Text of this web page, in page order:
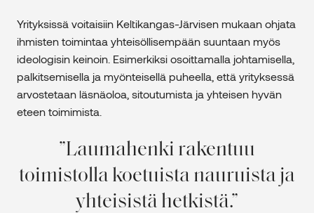
Yrityksissä voitaisiin Keltikangas-Järvisen mukaan ohjata
ihmisten toimintaa yhteisöllisempään suuntaan myös
ideologisin keinoin. Esimerkiksi osoittamalla johtamisella,
palkitsemisella ja myönteisellä puheella, että yrityksessä
arvostetaan läsnäoloa, sitoutumista ja yhteisen hyvän
eteen toimimista.
Laumahenki rakentuu
toimistolla koetuista nauruista ja
yhteisistä hetkistä.